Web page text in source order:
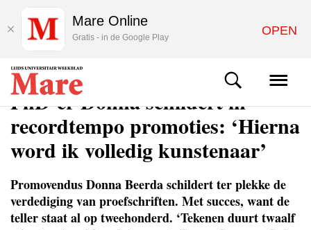
ACHTERGROND
PhD’er Donna schildert in
recordtempo promoties: ‘Hierna
word ik volledig kunstenaar’
Promovendus Donna Beerda schildert ter plekke de
verdediging van proefschriften. Met succes, want de
teller staat al op tweehonderd. ‘Tekenen duurt twaalf
Mare Online
Gratis - in de Google Play OPEN